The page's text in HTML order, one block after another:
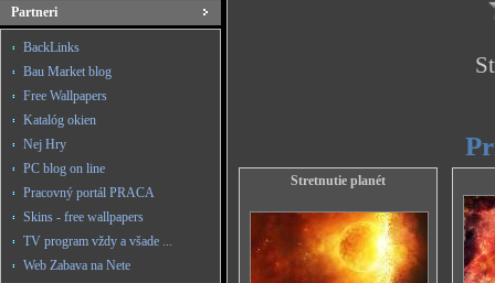
Partneri
BackLinks
Bau Market blog
Free Wallpapers
Katalóg okien
Nej Hry
PC blog on line
Pracovný portál PRACA
Skins - free wallpapers
TV program vždy a všade ...
Web Zabava na Nete
Stretnutie planét